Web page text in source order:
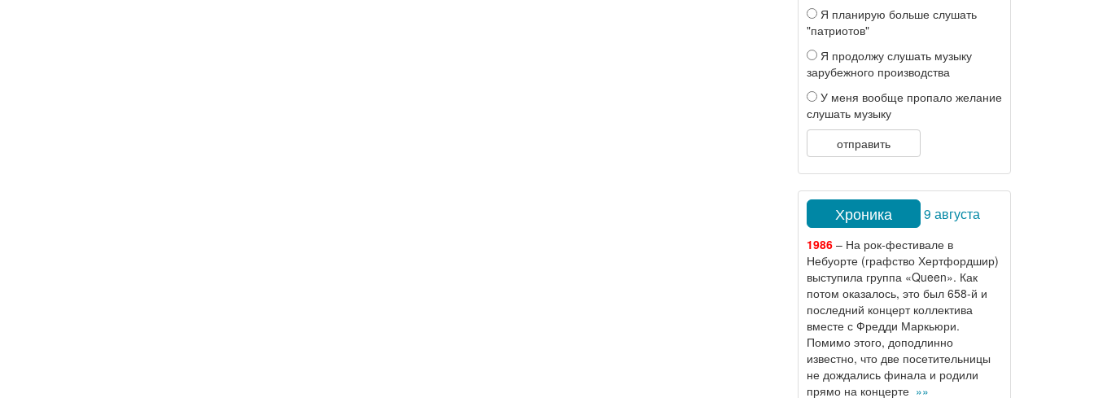
Я планирую больше слушать
"патриотов"
Я продолжу слушать музыку
зарубежного производства
У меня вообще пропало желание
слушать музыку
отправить
Хроника 9 августа
1986– На рок-фестивале в
Небуорте (графство Хертфордшир)
выступила группа «Queen». Как
потом оказалось, это был 658-й и
последний концерт коллектива
вместе с Фредди Маркьюри.
Помимо этого, доподлинно
известно, что две посетительницы
не дождались финала и родили
прямо на концерте »»